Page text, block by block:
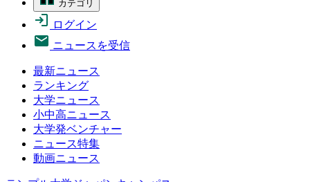
カテゴリ
ログイン
ニュースを受信
最新ニュース
ランキング
大学ニュース
小中高ニュース
大学発ベンチャー
ニュース特集
動画ニュース